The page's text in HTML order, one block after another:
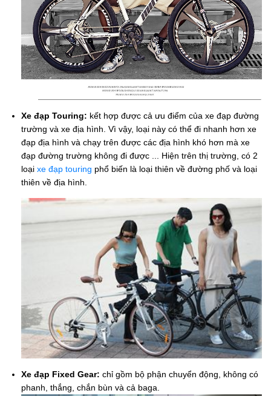
Xe đạp Touring: kết hợp được cả ưu điểm của xe đạp đường
trường và xe địa hình. Vì vậy, loại này có thể đi nhanh hơn xe
đạp địa hình và chạy trên được các địa hình khó hơn mà xe
đạp đường trường không đi được ... Hiện trên thị trường, có 2
loại xe đạp touring phổ biến là loại thiên về đường phố và loại
thiên về địa hình.
Xe đạp Fixed Gear: chỉ gồm bộ phận chuyển động, không có
phanh, thắng, chắn bùn và cả baga.